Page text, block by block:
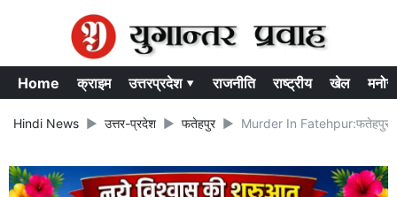
Home क्राइम उत्तरप्रदेश ▾ राजनीति राष्ट्रीय खेल
Hindi News उत्तर-प्रदेश फतेहपुर Murder In Fatehpur:फतेहपुर में